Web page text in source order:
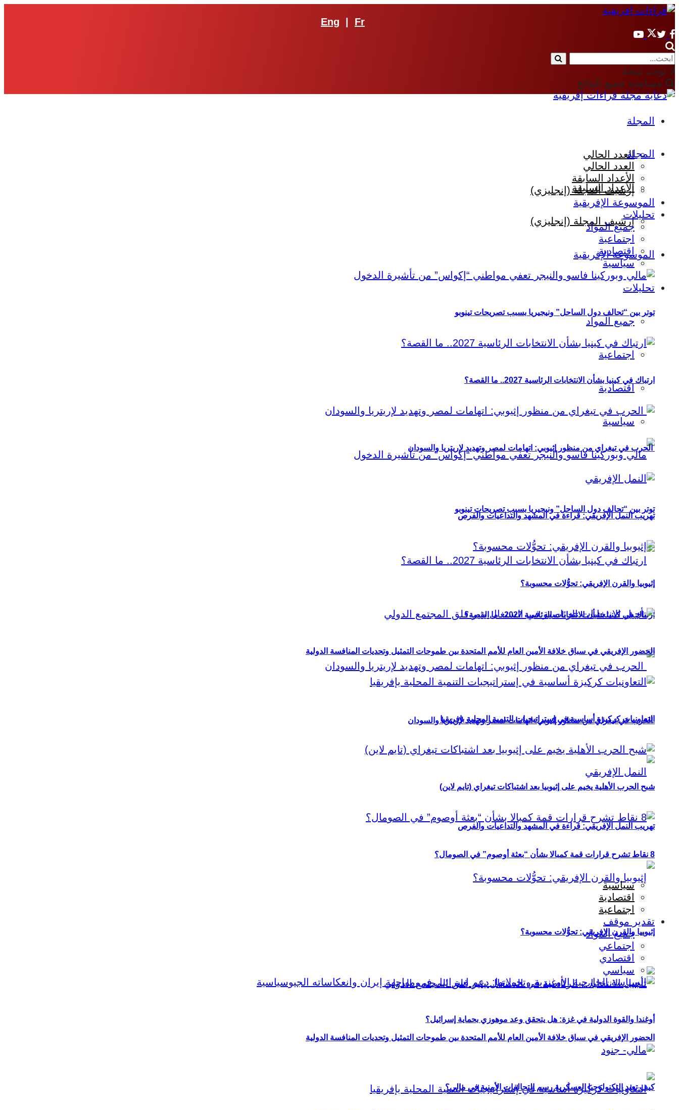
Eng Fr
لا توجد نتيجة
مشاهدة جميع النتائج
المجلة
العدد الحالي
الأعداد السابقة
إرشيف المجلة (إنجليزي)
الموسوعة الإفريقية
تحليلات
جميع المواد
اجتماعية
اقتصادية
سياسية
توتر بين “تحالف دول الساحل” ونيجيريا بسبب تصريحات تينوبو
ارتباك في كينيا بشأن الانتخابات الرئاسية 2027.. ما القصة؟
الحرب في تيغراي من منظور إثيوبي: اتهامات لمصر وتهديد لإريتريا والسودان
تهريب النمل الإفريقي: قراءة في المشهد والتداعيات والفرص
إثيوبيا والقرن الإفريقي: تحوُّلات محسوبة؟
الحضور الإفريقي في سباق خلافة الأمين العام للأمم المتحدة بين طموحات التمثيل وتحديات المنافسة الدولية
المجلة
العدد الحالي
الأعداد السابقة
إرشيف المجلة (إنجليزي)
الموسوعة الإفريقية
تحليلات
جميع المواد
اجتماعية
اقتصادية
سياسية
توتر بين “تحالف دول الساحل” ونيجيريا بسبب تصريحات تينوبو
ارتباك في كينيا بشأن الانتخابات الرئاسية 2027.. ما القصة؟
الحرب في تيغراي من منظور إثيوبي: اتهامات لمصر وتهديد لإريتريا والسودان
تهريب النمل الإفريقي: قراءة في المشهد والتداعيات والفرص
إثيوبيا والقرن الإفريقي: تحوُّلات محسوبة؟
الحضور الإفريقي في سباق خلافة الأمين العام للأمم المتحدة بين طموحات التمثيل وتحديات المنافسة الدولية
التعاونيات كركيزة أساسية في إستراتيجيات التنمية المحلية بإفريقيا
شبح الحرب الأهلية يخيم على إثيوبيا بعد اشتباكات تيغراي (تايم لاين)
8 نقاط تشرح قرارات قمة كمبالا بشأن “بعثة أوصوم” في الصومال؟
سياسية
اقتصادية
اجتماعية
تقدير موقف
جميع المواد
اجتماعي
اقتصادي
سياسي
أوغندا والقوة الدولية في غزة: هل يتحقق وعد موهوزي بحماية إسرائيل؟
كيف تعيد التكنولوجيا العسكرية رسم التحالفات الأمنية في مالي؟